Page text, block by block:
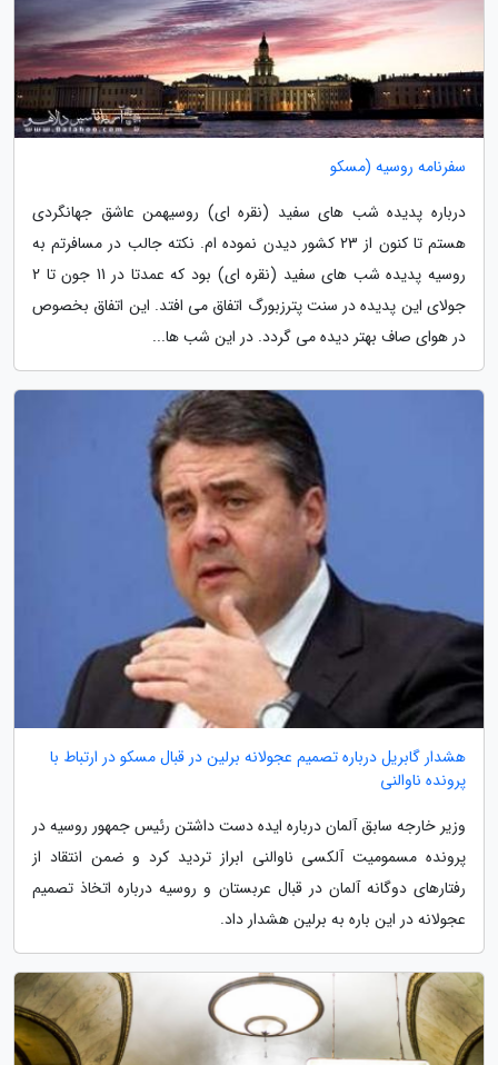
سفرنامه روسیه (مسکو
درباره پدیده شب های سفید (نقره ای) روسیهمن عاشق جهانگردی
هستم تا کنون از 23 کشور دیدن نموده ام. نکته جالب در مسافرتم به
روسیه پدیده شب های سفید (نقره ای) بود که عمدتا در 11 جون تا 2
جولای این پدیده در سنت پترزبورگ اتفاق می افتد. این اتفاق بخصوص
در هوای صاف بهتر دیده می گردد. در این شب ها...
هشدار گابریل درباره تصمیم عجولانه برلین در قبال مسکو در ارتباط با
پرونده ناوالنی
وزیر خارجه سابق آلمان درباره ایده دست داشتن رئیس جمهور روسیه در
پرونده مسمومیت آلکسی ناوالنی ابراز تردید کرد و ضمن انتقاد از
رفتارهای دوگانه آلمان در قبال عربستان و روسیه درباره اتخاذ تصمیم
عجولانه در این باره به برلین هشدار داد.